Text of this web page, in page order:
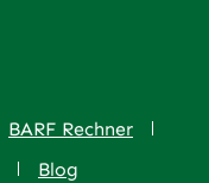
BARF Rechner
Blog